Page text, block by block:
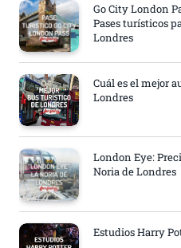
Go City London
Pases turísticos
Londres
Cuál es el mejor
Londres
London Eye:
Noria de Londres
Estudios Harry